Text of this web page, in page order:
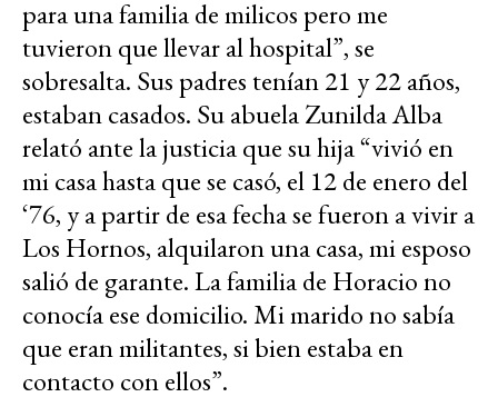
para una familia de milicos pero me
tuvieron que llevar al hospital”, se
sobresalta. Sus padres tenían 21 y 22 años,
estaban casados. Su abuela Zunilda Alba
relató ante la justicia que su hija “vivió en
mi casa hasta que se casó, el 12 de enero del
‘76, y a partir de esa fecha se fueron a vivir a
Los Hornos, alquilaron una casa, mi esposo
salió de garante. La familia de Horacio no
conocía ese domicilio. Mi marido no sabía
que eran militantes, si bien estaba en
contacto con ellos”.